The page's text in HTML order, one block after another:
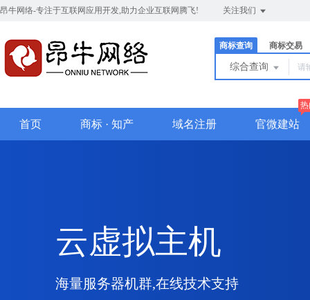
昂牛网络-专注于互联网应用开发,助力企业互联网腾飞! 关注我们
商标查询 商标交易
综合查询
首页 商标 · 知产 域名注册 官微建站
云虚拟主机
海量服务器机群,在线技术支持